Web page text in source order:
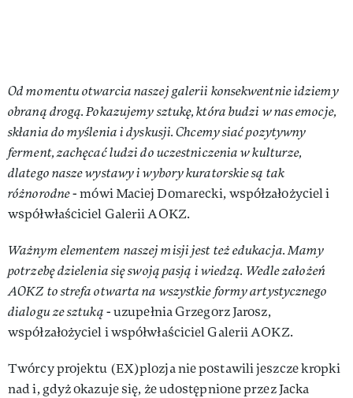
Od momentu otwarcia naszej galerii konsekwentnie idziemy
obraną drogą. Pokazujemy sztukę, która budzi w nas emocje,
skłania do myślenia i dyskusji. Chcemy siać pozytywny
ferment, zachęcać ludzi do uczestniczenia w kulturze,
dlatego nasze wystawy i wybory kuratorskie są tak
różnorodne- mówi Maciej Domarecki, współzałożyciel i
współwłaściciel Galerii AOKZ.
Ważnym elementem naszej misji jest też edukacja. Mamy
potrzebę dzielenia się swoją pasją i wiedzą. Wedle założeń
AOKZ to strefa otwarta na wszystkie formy artystycznego
dialogu ze sztuką- uzupełnia Grzegorz Jarosz,
współzałożyciel i współwłaściciel Galerii AOKZ.
Twórcy projektu (EX)plozja nie postawili jeszcze kropki
nad i, gdyż okazuje się, że udostępnione przez Jacka